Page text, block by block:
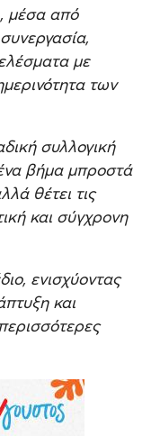
μέσα από
με
των
συλλογική
βήμα μπροστά
θέτει τις
και σύγχρονη
ενισχύοντας
και